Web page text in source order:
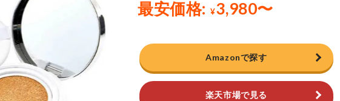
Amazonで探す
楽天市場で見る